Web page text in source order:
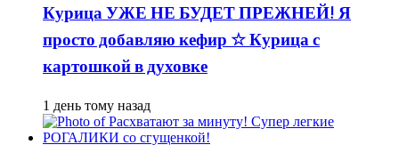
Курица УЖЕ НЕ БУДЕТ ПРЕЖНЕЙ! Я
просто добавляю кефир ☆ Курица с
картошкой в духовке
1 день тому назад